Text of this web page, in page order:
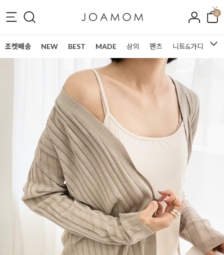
0
조켓배송 NEW BEST MADE 상의 팬츠 니트&가디건